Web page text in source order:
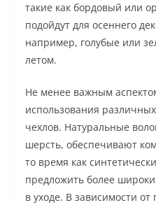
такие как бордовый или
подойдут для осеннего
например, голубые или
летом.
Не менее важным
использования
чехлов. Натуральные
шерсть, обеспечивают
то время как
предложить более
в уходе. В зависимости